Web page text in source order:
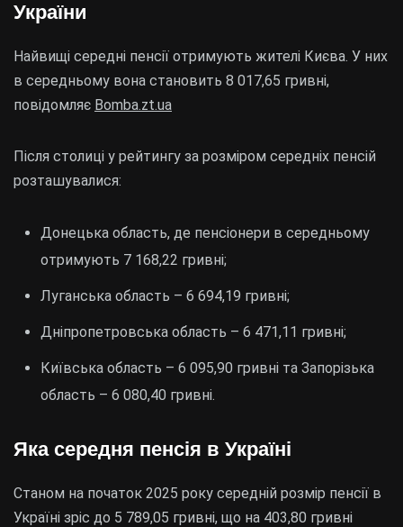
України
Найвищі середні пенсії отримують жителі Києва. У них
в середньому вона становить 8 017,65 гривні,
повідомляє Bomba.zt.ua
Після столиці у рейтингу за розміром середніх пенсій
розташувалися:
Донецька область, де пенсіонери в середньому
отримують 7 168,22 гривні;
Луганська область – 6 694,19 гривні;
Дніпропетровська область – 6 471,11 гривні;
Київська область – 6 095,90 гривні та Запорізька
область – 6 080,40 гривні.
Яка середня пенсія в Україні
Станом на початок 2025 року середній розмір пенсії в
Україні зріс до 5 789,05 гривні, що на 403,80 гривні